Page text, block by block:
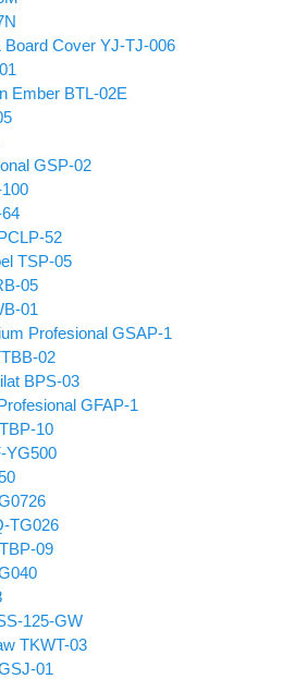
Board Cover YJ-TJ-006
Ember BTL-02E
GSP-02
52
TSP-05
05
01
Profesional GSAP-1
02
BPS-03
GFAP-1
10
YG500
TG026
09
125-GW
TKWT-03
01